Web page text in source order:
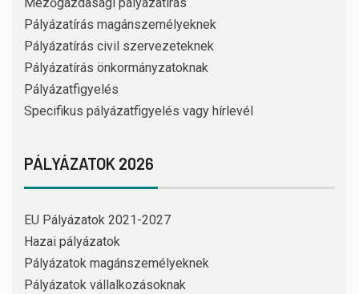
Pályázatírás magánszemélyeknek
Pályázatírás civil szervezeteknek
Pályázatírás önkormányzatoknak
Pályázatfigyelés
Specifikus pályázatfigyelés vagy hírlevél
PÁLYÁZATOK 2026
EU Pályázatok 2021-2027
Hazai pályázatok
Pályázatok magánszemélyeknek
Pályázatok vállalkozásoknak